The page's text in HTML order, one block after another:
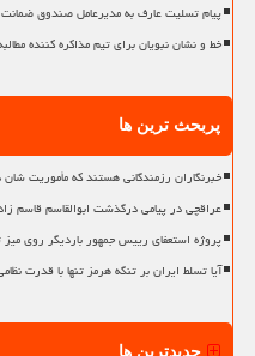
پیام تسلیت عارف به مدیرعامل صندوق
خط و نشان نبویان برای تیم مذاکره کننده
پربحث ترین ها
خبرنگاران رزمندگانی هستند که مأموریت
عراقچی در پیامی درگذشت ابوالقاسم قاسم
پروژه استعفای رییس جمهور باردیگر روی میز
آیا تسلط ایران بر تنگه هرمز تنها با قدرت
جدیدترین ها